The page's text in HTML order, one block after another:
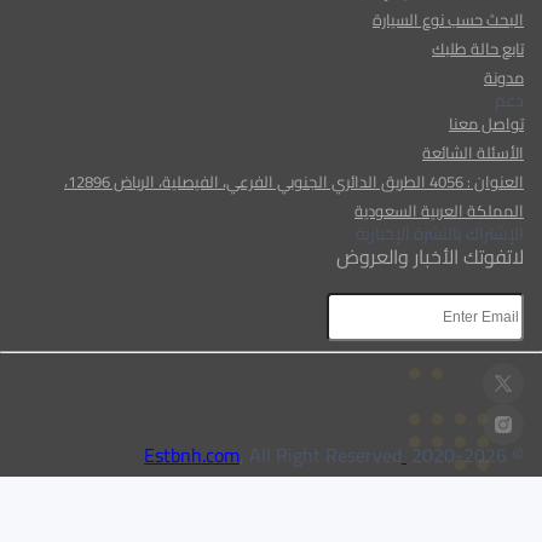
البحث حسب نوع السيارة
تابع حالة طلبك
مدونة
دعم
تواصل معنا
الأسئلة الشائعة
العنوان : 4056 الطريق الدائري الجنوبي الفرعي، الفيصلية، الرياض 12896،
المملكة العربية السعودية
الإشتراك بالنشرة الإخبارية
لاتفوتك الأخبار والعروض
© 2020-
2026
Estbnh.com
, All Right Reserved